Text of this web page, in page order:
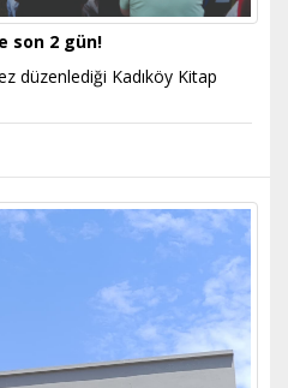
son 2 gün!
düzenlediği Kadıköy Kitap